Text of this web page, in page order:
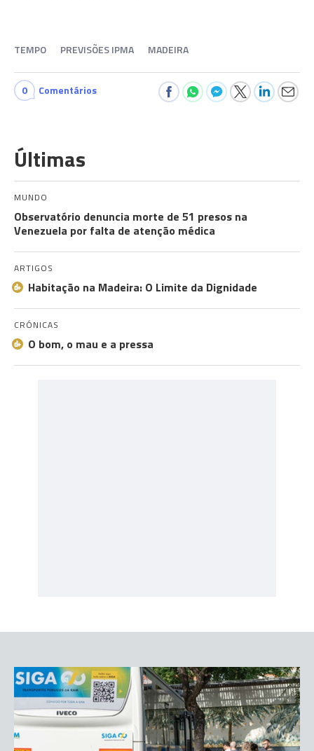
TEMPO PREVISÕES IPMA MADEIRA
0 Comentários
Últimas
MUNDO
Observatório denuncia morte de 51 presos na
Venezuela por falta de atenção médica
ARTIGOS
Habitação na Madeira: O Limite da Dignidade
CRÓNICAS
O bom, o mau e a pressa